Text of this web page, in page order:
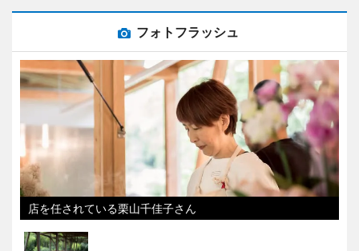
フォトフラッシュ
店を任されている栗山千佳子さん